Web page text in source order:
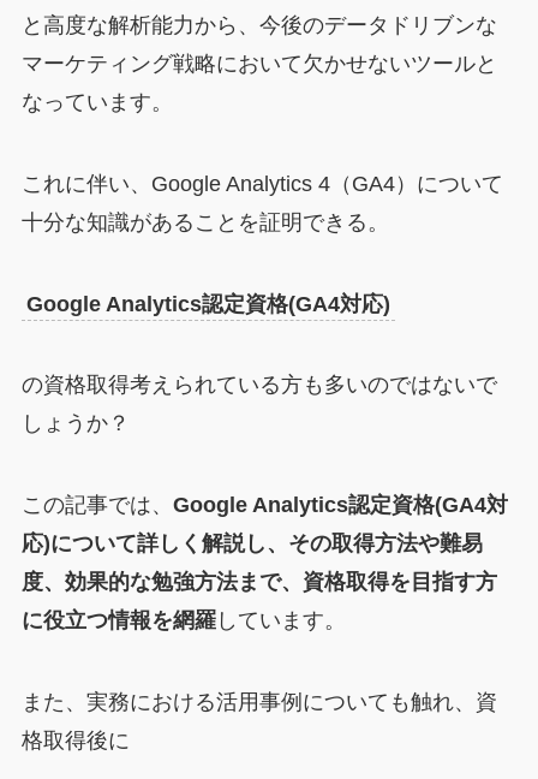
と高度な解析能力から、今後のデータドリブンな
マーケティング戦略において欠かせないツールと
なっています。
これに伴い、Google Analytics 4（GA4）について
十分な知識があることを証明できる。
Google Analytics認定資格(GA4対応)
の資格取得考えられている方も多いのではないで
しょうか？
この記事では、 Google Analytics認定資格(GA4対
応)について詳しく解説し、その取得方法や難易
度、効果的な勉強方法まで、資格取得を目指す方
に役立つ情報を網羅しています。
また、実務における活用事例についても触れ、資
格取得後に